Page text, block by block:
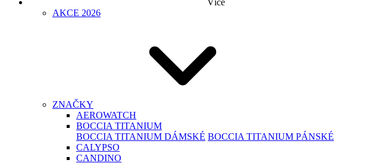
Více
AKCE 2026
ZNAČKY
AEROWATCH
BOCCIA TITANIUM
BOCCIA TITANIUM DÁMSKÉ BOCCIA TITANIUM PÁNSKÉ
CALYPSO
CANDINO